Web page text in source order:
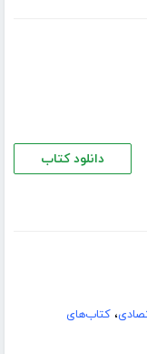
دانلود کتاب
،کتاب‌های